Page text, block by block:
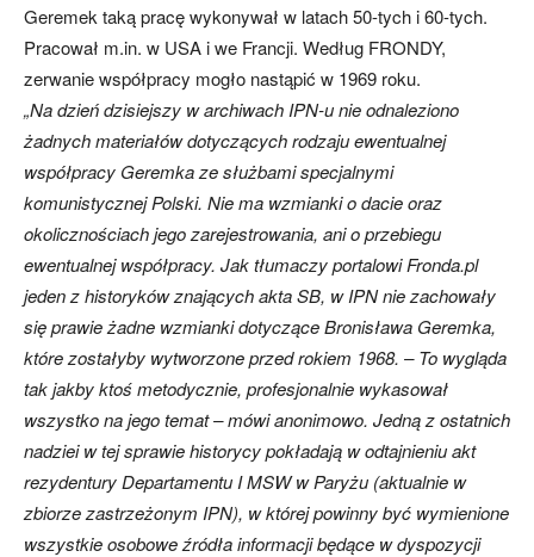
Geremek taką pracę wykonywał w latach 50-tych i 60-tych.
Pracował m.in. w USA i we Francji. Według FRONDY,
zerwanie współpracy mogło nastąpić w 1969 roku.
„Na dzień dzisiejszy w archiwach IPN-u nie odnaleziono
żadnych materiałów dotyczących rodzaju ewentualnej
współpracy Geremka ze służbami specjalnymi
komunistycznej Polski. Nie ma wzmianki o dacie oraz
okolicznościach jego zarejestrowania, ani o przebiegu
ewentualnej współpracy. Jak tłumaczy portalowi Fronda.pl
jeden z historyków znających akta SB, w IPN nie zachowały
się prawie żadne wzmianki dotyczące Bronisława Geremka,
które zostałyby wytworzone przed rokiem 1968. – To wygląda
tak jakby ktoś metodycznie, profesjonalnie wykasował
wszystko na jego temat – mówi anonimowo. Jedną z ostatnich
nadziei w tej sprawie historycy pokładają w odtajnieniu akt
rezydentury Departamentu I MSW w Paryżu (aktualnie w
zbiorze zastrzeżonym IPN), w której powinny być wymienione
wszystkie osobowe źródła informacji będące w dyspozycji